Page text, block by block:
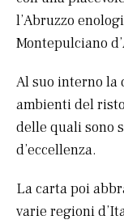
l’Abruzzo
Montepulciano
Al suo interno la
ambienti del
delle quali sono
d’eccellenza.
La carta poi
varie regioni